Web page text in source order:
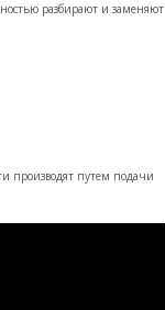
разбирают и заменяют
производят путем подачи